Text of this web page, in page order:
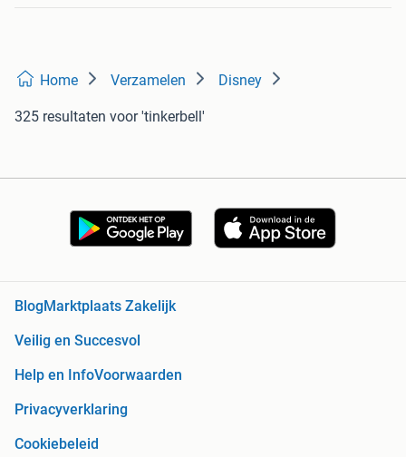
Home Verzamelen Disney
325 resultaten voor 'tinkerbell'
Blog Marktplaats Zakelijk
Veilig en Succesvol
Help en InfoVoorwaarden
Privacyverklaring
Cookiebeleid